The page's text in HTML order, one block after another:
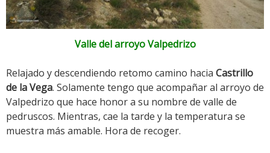
Valle del arroyo Valpedrizo
Relajado y descendiendo retomo camino hacia Castrillo
de la Vega. Solamente tengo que acompañar al arroyo de
Valpedrizo que hace honor a su nombre de valle de
pedruscos. Mientras, cae la tarde y la temperatura se
muestra más amable. Hora de recoger.